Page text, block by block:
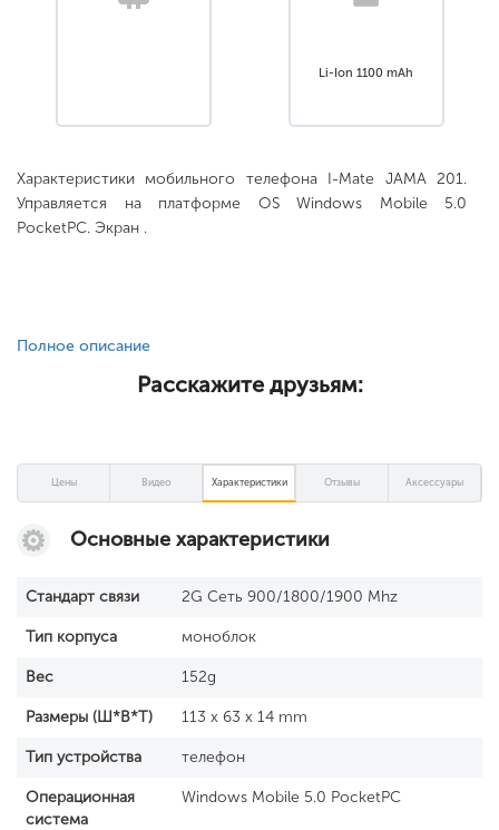
Li-Ion 1100 mAh
Характеристики мобильного телефона I-Mate JAMA 201.
Управляется на платформе OS Windows Mobile 5.0
PocketPC. Экран .
Полное описание
Расскажите друзьям:
Цены Видео Характеристики Отзывы Аксессуары
Основные характеристики
Стандарт связи 2G Сеть 900/1800/1900 Mhz
Тип корпуса моноблок
Вес 152g
Размеры (Ш*В*Т) 113 x 63 x 14 mm
Тип устройства телефон
Операционная
система
Windows Mobile 5.0 PocketPC